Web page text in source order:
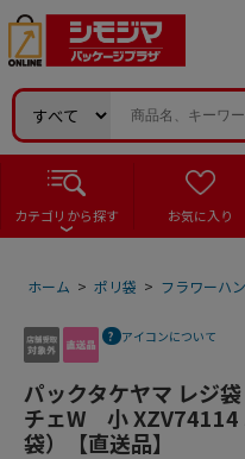
カテゴリから探す お気に入り
ホーム > ポリ袋 > フラワーハ
アイコンについて
パックタケヤマ レジ
チェW 小 XZV74114
袋）【直送品】